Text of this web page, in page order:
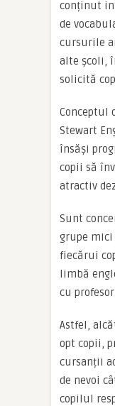
conținut
de
cursurile
alte școli,
solicită
Conceptul
Stewart
însăși
copii să
atractiv
Sunt
grupe mici
fiecărui
limbă
cu
Astfel,
opt copii,
cursanții
de nevoi
copilul